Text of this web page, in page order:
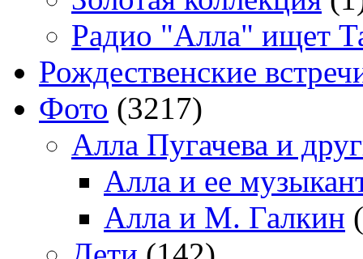
Радио "Алла" ищет
Рождественские
Фото (3217)
Алла Пугачева и
Алла и ее
Алла и М. Галкин